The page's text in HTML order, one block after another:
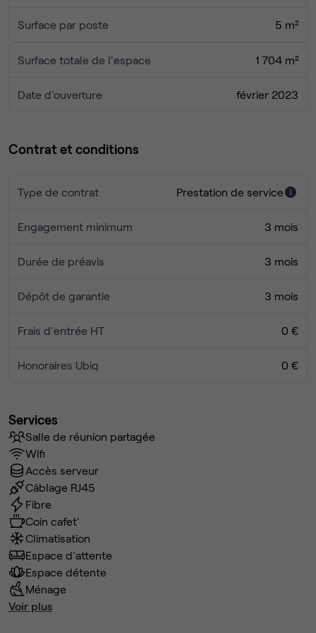
Surface par poste 5 m²
Surface totale de l'espace 1 704 m²
Date d'ouverture février 2023
Contrat et conditions
Type de contrat Prestation de service
Engagement minimum 3 mois
Durée de préavis 3 mois
Dépôt de garantie 3 mois
Frais d'entrée HT 0 €
Honoraires Ubiq 0 €
Services
Salle de réunion partagée
Wifi
Accès serveur
Câblage RJ45
Fibre
Coin cafet'
Climatisation
Espace d'attente
Espace détente
Ménage
Voir plus